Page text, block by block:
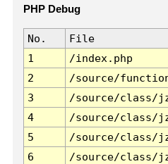
PHP Debug
No. File
1
/index.php
2
/source/
3
/source/class/
4
/source/class/
5
/source/class/
6
/source/class/